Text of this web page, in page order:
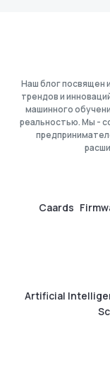
Наш блог посвящен
трендов и
машинного
реальностью. Мы -
Caards
Artificial